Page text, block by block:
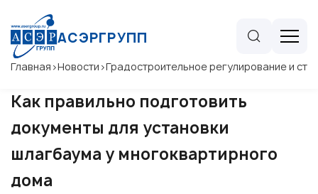
АСЭРГРУПП
Главная >Новости >Градостроительное регулирование и
Как правильно подготовить
документы для установки
шлагбаума у многоквартирного
дома